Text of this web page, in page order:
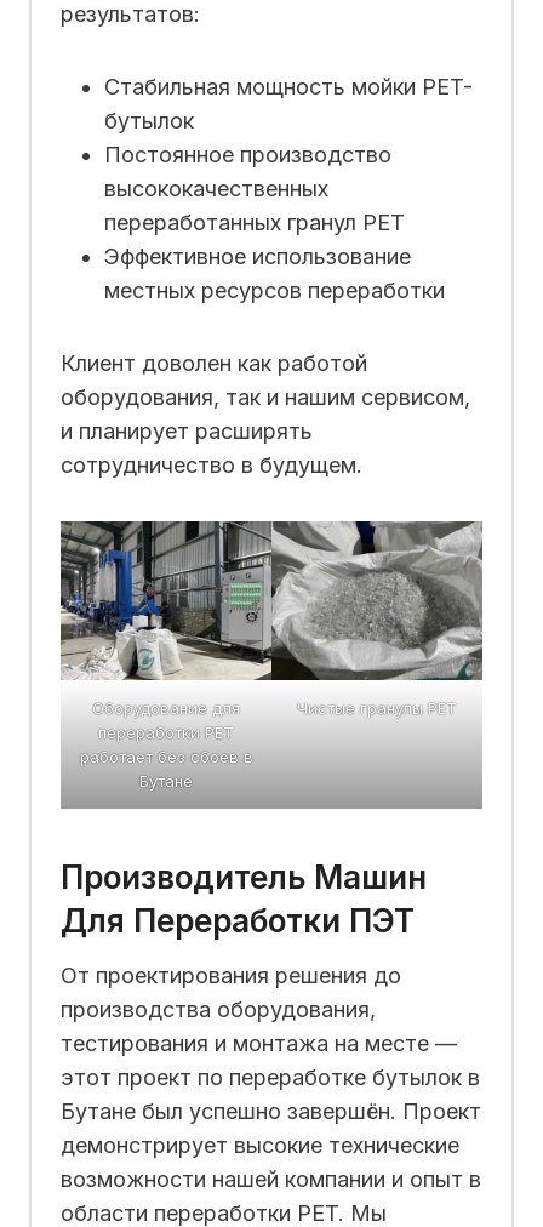
результатов:
Стабильная мощность мойки PET-
бутылок
Постоянное производство
высококачественных
переработанных гранул PET
Эффективное использование
местных ресурсов переработки
Клиент доволен как работой
оборудования, так и нашим сервисом,
и планирует расширять
сотрудничество в будущем.
Оборудование для
переработки PET
работает без сбоев в
Бутане
Чистые гранулы PET
Производитель Машин
Для Переработки ПЭТ
От проектирования решения до
производства оборудования,
тестирования и монтажа на месте —
этот проект по переработке бутылок в
Бутане был успешно завершён. Проект
демонстрирует высокие технические
возможности нашей компании и опыт в
области переработки PET. Мы